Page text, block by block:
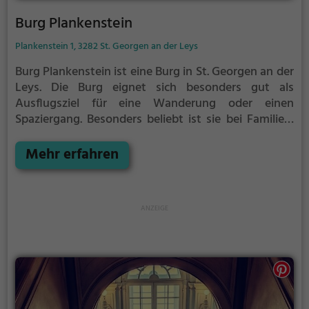
Burg Plankenstein
Plankenstein 1, 3282 St. Georgen an der Leys
Burg Plankenstein ist eine Burg in St. Georgen an der
Leys. Die Burg eignet sich besonders gut als
Ausflugsziel für eine Wanderung oder einen
Spaziergang. Besonders beliebt ist sie bei Familien,
Burg offenbart Aspekte aus längst vergangenen
Zeiten und bietet einen kleinen Einblick in die
Mehr erfahren